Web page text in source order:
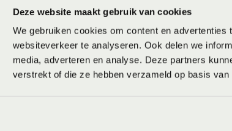
Deze website maakt gebruik van cookies
We gebruiken cookies om content en
websiteverkeer te analyseren. Ook delen we
media, adverteren en analyse. Deze partners
verstrekt of die ze hebben verzameld op basis
4005540494230
Jersey